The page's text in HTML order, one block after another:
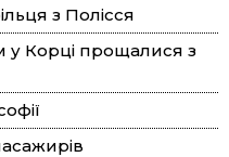
з Полісся
у Корці прощалися з